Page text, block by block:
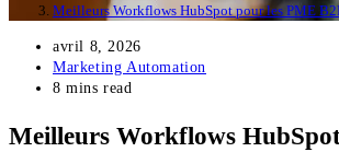
Meilleurs Workflows HubSpot pour les PME
Publication
publiée :
avril 8, 2026
Post
category:
Marketing Automation
Temps
lecture :
8 mins read
Meilleurs Workflows